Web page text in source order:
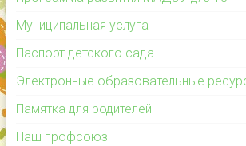
Муниципальная услуга
Паспорт детского сада
Электронные образовательные
Памятка для родителей
Наш профсоюз